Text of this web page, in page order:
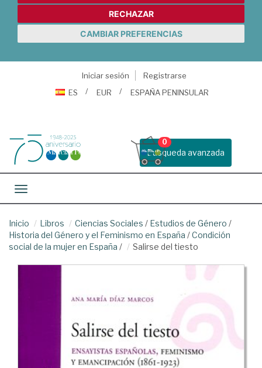
RECHAZAR
CAMBIAR PREFERENCIAS
Iniciar sesión
Registrarse
ES
EUR ESPAÑA PENINSULAR
Busqueda avanzada
0
Toggle navigation
Inicio Libros Ciencias Sociales / Estudios de Género /
Historia del Género y el Feminismo en España /Condición
social de la mujer en España / Salirse del tiesto